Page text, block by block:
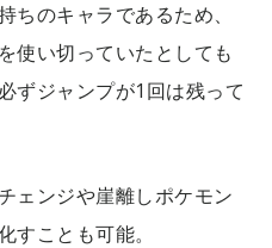
ちのキャラであるため、
使い切っていたとしても
ずジャンプが1回は残って
ェンジや崖離しポケモン
すことも可能。